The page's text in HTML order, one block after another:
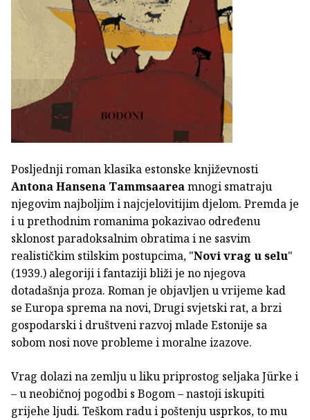
Posljednji roman klasika estonske književnosti
Antona Hansena Tammsaareamnogi smatraju
njegovim najboljim i najcjelovitijim djelom. Premda je
i u prethodnim romanima pokazivao određenu
sklonost paradoksalnim obratima i ne sasvim
realističkim stilskim postupcima, "Novi vrag u selu"
(1939.) alegoriji i fantaziji bliži je no njegova
dotadašnja proza. Roman je objavljen u vrijeme kad
se Europa sprema na novi, Drugi svjetski rat, a brzi
gospodarski i društveni razvoj mlade Estonije sa
sobom nosi nove probleme i moralne izazove.
Vrag dolazi na zemlju u liku priprostog seljaka Jürke i
– u neobičnoj pogodbi s Bogom – nastoji iskupiti
grijehe ljudi. Teškom radu i poštenju usprkos, to mu